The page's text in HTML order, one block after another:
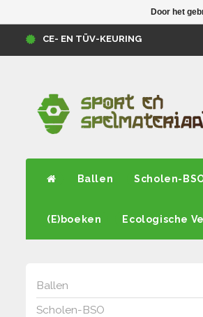
CE- EN TÜV-KEURING
Ballen Scholen-
(E)boeken Ecologische
Ballen
Scholen-BSO
Door het